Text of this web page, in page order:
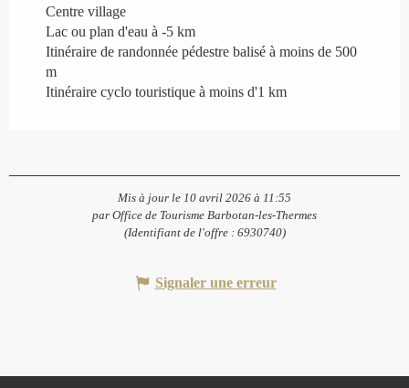
Centre village
Lac ou plan d'eau à -5 km
Itinéraire de randonnée pédestre balisé à moins de 500
m
Itinéraire cyclo touristique à moins d'1 km
Mis à jour le 10 avril 2026 à 11:55
par Office de Tourisme Barbotan-les-Thermes
(Identifiant de l'offre : 6930740)
Signaler une erreur